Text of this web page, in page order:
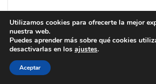
Utilizamos cookies para ofrecerte la mejor
nuestra web.
Puedes aprender más sobre qué cookies
desactivarlas en los ajustes.
Aceptar